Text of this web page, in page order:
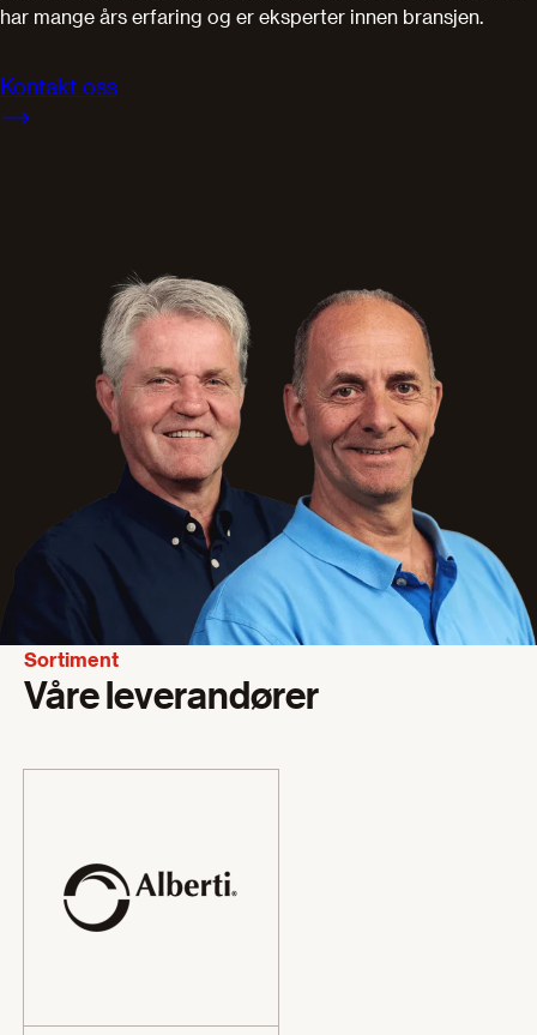
har mange års erfaring og er eksperter innen bransjen.
Kontakt oss
Sortiment
Våre leverandører